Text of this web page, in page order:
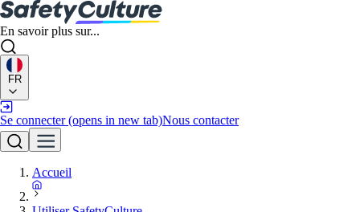
En savoir plus sur...
FR
Se connecter (opens in new tab)Nous contacter
Accueil